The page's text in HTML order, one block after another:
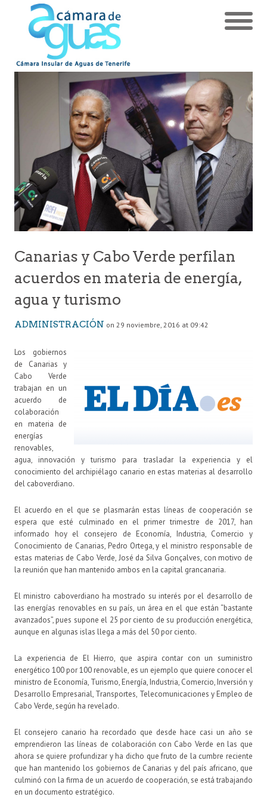
Canarias y Cabo Verde perfilan
acuerdos en materia de energía,
agua y turismo
ADMINISTRACIÓN on 29 noviembre, 2016 at 09:42
Los gobiernos
de Canarias y
Cabo Verde
trabajan en un
acuerdo de
colaboración
en materia de
energías
renovables,
agua, innovación y turismo para trasladar la experiencia y el
conocimiento del archipiélago canario en estas materias al desarrollo
del caboverdiano.
El acuerdo en el que se plasmarán estas líneas de cooperación se
espera que esté culminado en el primer trimestre de 2017, han
informado hoy el consejero de Economía, Industria, Comercio y
Conocimiento de Canarias, Pedro Ortega, y el ministro responsable de
estas materias de Cabo Verde, José da Silva Gonçalves, con motivo de
la reunión que han mantenido ambos en la capital grancanaria.
El ministro caboverdiano ha mostrado su interés por el desarrollo de
las energías renovables en su país, un área en el que están “bastante
avanzados”, pues supone el 25 por ciento de su producción energética,
aunque en algunas islas llega a más del 50 por ciento.
La experiencia de El Hierro, que aspira contar con un suministro
energético 100 por 100 renovable, es un ejemplo que quiere conocer el
ministro de Economía, Turismo, Energía, Industria, Comercio, Inversión y
Desarrollo Empresarial, Transportes, Telecomunicaciones y Empleo de
Cabo Verde, según ha revelado.
El consejero canario ha recordado que desde hace casi un año se
emprendieron las líneas de colaboración con Cabo Verde en las que
ahora se quiere profundizar y ha dicho que fruto de la cumbre reciente
que han mantenido los gobiernos de Canarias y del país africano, que
culminó con la firma de un acuerdo de cooperación, se está trabajando
en un documento estratégico.